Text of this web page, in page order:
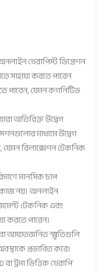
থেরাপিস্ট ডিপ্রেশন
সাহায্য করতে পারেন
পারেন, যেমন কগনিটিভ
অতিরিক্ত উদ্বেগ
মাধ্যমে উদ্বেগ
রিলাক্সেশন টেকনিক
মানসিক চাপ
নয়। অনলাইন
টেকনিক এবং
করতে পারেন।
আঘাতজনিত স্মৃতিগুলি
প্রভাবিত করে।
ট্রমা ভিত্তিক থেরাপি